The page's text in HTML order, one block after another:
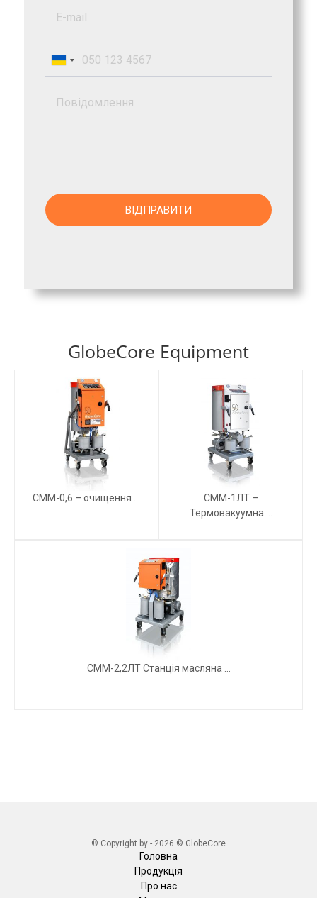
GlobeCore Equipment
СММ-0,6 – очищення ...
СММ-1ЛТ –
Термовакуумна ...
СММ-2,2ЛТ Станція масляна ...
Головна
Продукція
Про нас
® Copyright by - 2026 © GlobeCore